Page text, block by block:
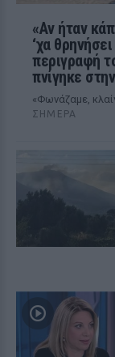
«Αν ήταν
‘χα
περιγραφή
πνίγηκε
«Φωνάζαμε,
ΣΉΜΕΡΑ